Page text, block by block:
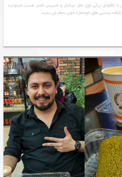
با باقلوای ترکی توی مغز بیشتر و شیرینی کمتر هست میتونید
و کنافه بستنی های خوشمزه شون سفارش بدید